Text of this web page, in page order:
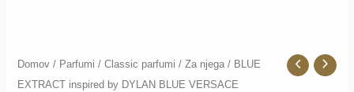
Domov / Parfumi /Classic parfumi /Za njega / BLUE
EXTRACT inspired by DYLAN BLUE VERSACE